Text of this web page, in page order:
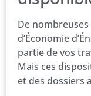
De nombreuses
d’Économie
partie de vos
Mais ces
et des dossiers